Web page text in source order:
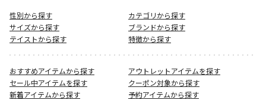
性別から探す
カテゴリから探す
サイズから探す
ブランドから探す
テイストから探す
特徴から探す
おすすめアイテムから探す
アウトレットアイテムを探す
セール中アイテムを探す
クーポン対象から探す
新着アイテムから探す
予約アイテムから探す